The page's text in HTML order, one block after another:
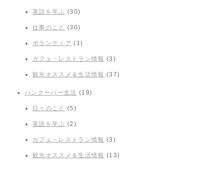
英語を学ぶ (30)
仕事のこと (30)
ボランティア (1)
カフェ・レストラン情報 (3)
観光オススメ＆生活情報 (37)
バンクーバー生活 (19)
日々のこと (5)
英語を学ぶ (2)
カフェ・レストラン情報 (3)
観光オススメ＆生活情報 (13)